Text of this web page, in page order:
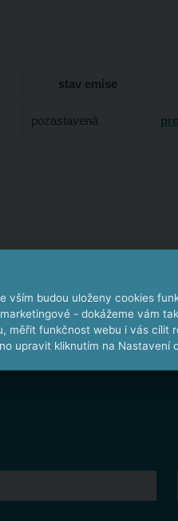
stav emise
pozastavená
vším budou uloženy cookies
- dokážeme vám
měřit funkčnost webu i vás cílit
upravit kliknutím na Nastavení